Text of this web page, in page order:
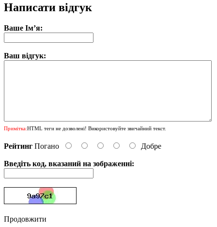
Написати відгук
Ваше Ім’я:
Ваш відгук:
Примітка:HTML теги не дозволені! Використовуйте звичайний текст.
Рейтинг Погано Добре
Введіть код, вказаний на зображенні:
Продовжити